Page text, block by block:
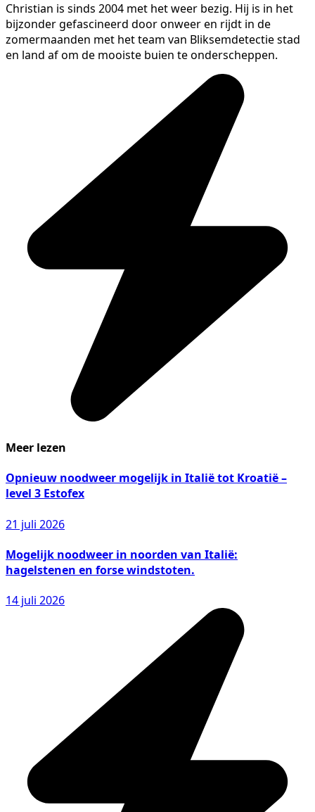
Christian is sinds 2004 met het weer bezig. Hij is in het
bijzonder gefascineerd door onweer en rijdt in de
zomermaanden met het team van Bliksemdetectie stad
en land af om de mooiste buien te onderscheppen.
Meer lezen
Opnieuw noodweer mogelijk in Italië tot Kroatië –
level 3 Estofex
21 juli 2026
Mogelijk noodweer in noorden van Italië:
hagelstenen en forse windstoten.
14 juli 2026